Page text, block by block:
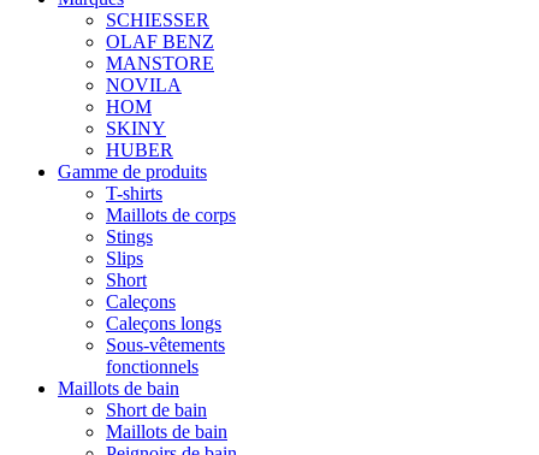
SCHIESSER
OLAF BENZ
MANSTORE
NOVILA
HOM
SKINY
HUBER
Gamme de produits
T-shirts
Maillots de corps
Stings
Slips
Short
Caleçons
Caleçons longs
Sous-vêtements
fonctionnels
Maillots de bain
Short de bain
Maillots de bain